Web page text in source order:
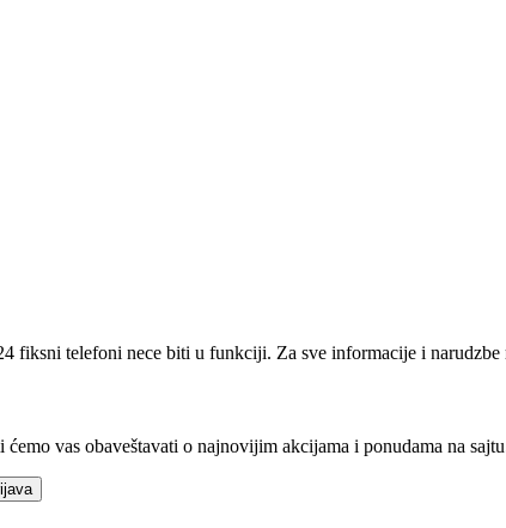
fiksni telefoni nece biti u funkciji. Za sve informacije i narudzbe
ćemo vas obaveštavati o najnovijim akcijama i ponudama na